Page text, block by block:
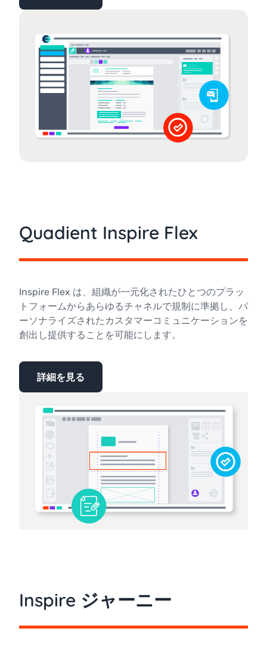
Quadient Inspire Flex
Inspire Flex は、組織が一元化されたひとつのプラッ
トフォームからあらゆるチャネルで規制に準拠し、パ
ーソナライズされたカスタマーコミュニケーションを
創出し提供することを可能にします。
詳細を見る
Inspire ジャーニー